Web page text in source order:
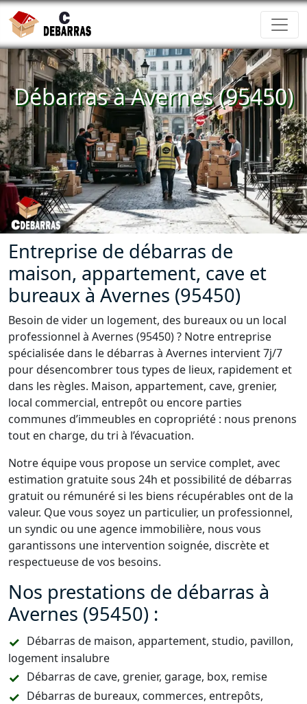
Débarras à Avernes (95450)
Entreprise de débarras de
maison, appartement, cave et
bureaux à Avernes (95450)
Besoin de vider un logement, des bureaux ou un local
professionnel à Avernes (95450) ? Notre entreprise
spécialisée dans le débarras à Avernes intervient 7j/7
pour désencombrer tous types de lieux, rapidement et
dans les règles. Maison, appartement, cave, grenier,
local commercial, entrepôt ou encore parties
communes d’immeubles en copropriété : nous prenons
tout en charge, du tri à l’évacuation.
Notre équipe vous propose un service complet, avec
estimation gratuite sous 24h et possibilité de débarras
gratuit ou rémunéré si les biens récupérables ont de la
valeur. Que vous soyez un particulier, un professionnel,
un syndic ou une agence immobilière, nous vous
garantissons une intervention soignée, discrète et
respectueuse de vos besoins.
Nos prestations de débarras à
Avernes (95450) :
Débarras de maison, appartement, studio, pavillon,
logement insalubre
Débarras de cave, grenier, garage, box, remise
Débarras de bureaux, commerces, entrepôts,